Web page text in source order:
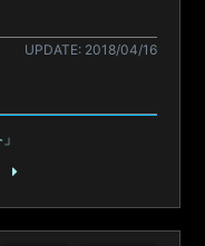
UPDATE: 2018/04/16